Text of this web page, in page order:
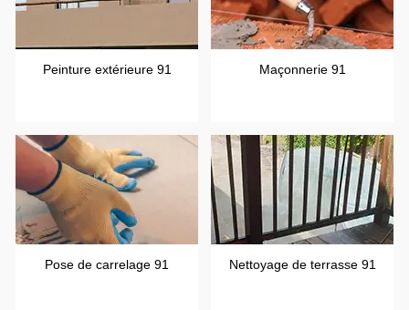
Peinture extérieure 91 Maçonnerie 91
Pose de carrelage 91 Nettoyage de terrasse 91